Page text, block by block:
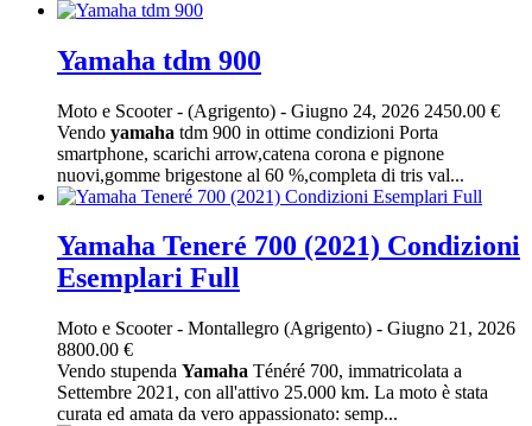
Yamaha tdm 900
Moto e Scooter- (Agrigento) - Giugno 24, 2026 2450.00 €
Vendo yamaha tdm 900 in ottime condizioni Porta
smartphone, scarichi arrow,catena corona e pignone
nuovi,gomme brigestone al 60 %,completa di tris val...
Yamaha Teneré 700 (2021) Condizioni
Esemplari Full
Moto e Scooter- Montallegro (Agrigento) - Giugno 21, 2026
8800.00 €
Vendo stupenda Yamaha Ténéré 700, immatricolata a
Settembre 2021, con all'attivo 25.000 km. La moto è stata
curata ed amata da vero appassionato: semp...